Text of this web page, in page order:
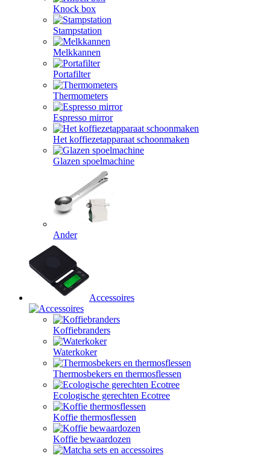
Knock box
Stampstation
Melkkannen
Portafilter
Thermometers
Espresso mirror
Het koffiezetapparaat schoonmaken
Glazen spoelmachine
Ander
Accessoires
Koffiebranders
Waterkoker
Thermosbekers en thermosflessen
Ecologische gerechten Ecotree
Koffie thermosflessen
Koffie bewaardozen